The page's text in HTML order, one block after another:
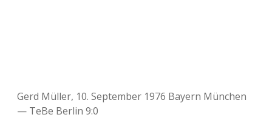
Gerd Müller, 10. September 1976 Bayern München
— TeBe Berlin 9:0